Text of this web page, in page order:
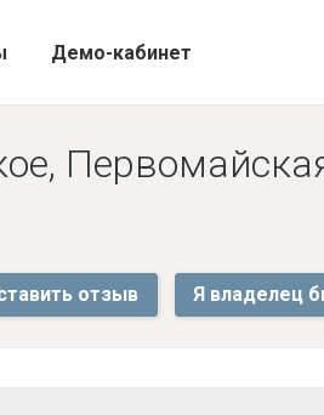
Демо-кабинет
отзыв Я владелец